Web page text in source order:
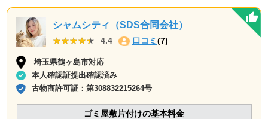
シャムシティ（SDS合同会社）
★★★★★
★★★★★ 4.4 口コミ (7)
埼玉県鶴ヶ島市対応
本人確認証提出確認済み
古物商許可証：第308832215264号
ゴミ屋敷片付けの基本料金